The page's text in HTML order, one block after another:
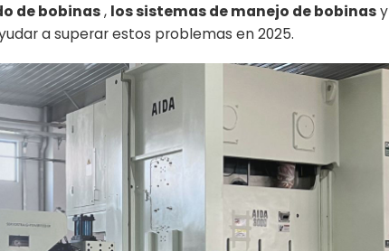
de bobinas, los sistemas de manejo de bobinasy
a superar estos problemas en 2025.